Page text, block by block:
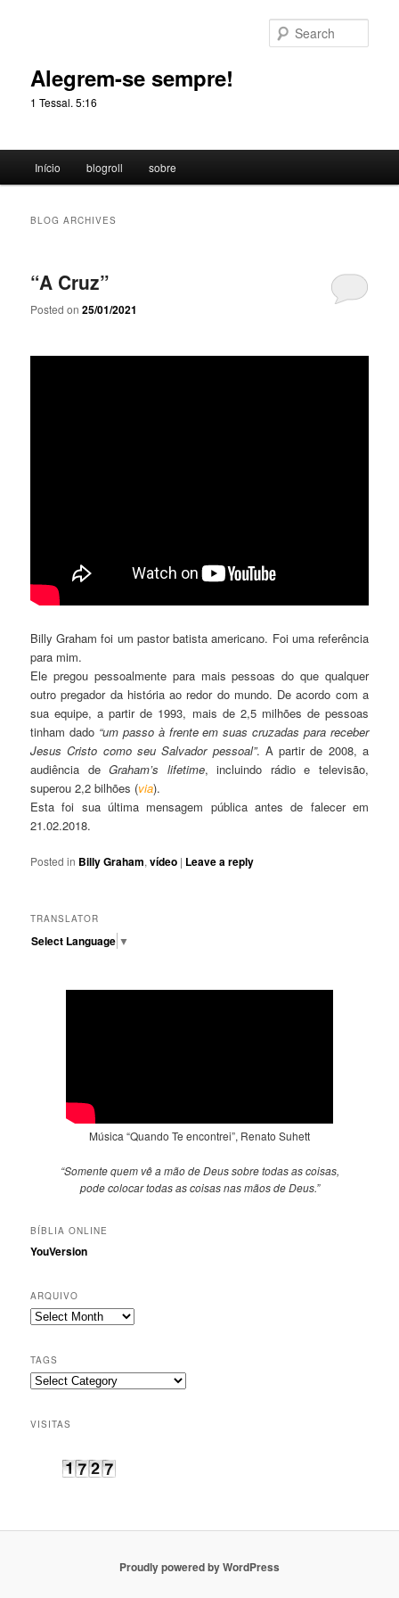
Alegrem-se sempre!
1 Tessal. 5:16
Início blogroll sobre
BLOG ARCHIVES
“A Cruz”
Posted on25/01/2021
Billy Graham foi um pastor batista americano. Foi uma referência
para mim.
Ele pregou pessoalmente para mais pessoas do que qualquer
outro pregador da história ao redor do mundo. De acordo com a
sua equipe, a partir de 1993, mais de 2,5 milhões de pessoas
tinham dado “um passo à frente em suas cruzadas para receber
Jesus Cristo como seu Salvador pessoal”. A partir de 2008, a
audiência deGraham’s lifetime, incluindo rádio e televisão,
superou 2,2 bilhões (via).
Esta foi sua última mensagem pública antes de falecer em
21.02.2018.
Posted in Billy Graham,vídeo | Leave a reply
TRANSLATOR
Select Language ▼
Música “Quando Te encontrei”, Renato Suhett
“Somente quem vê a mão de Deus sobre todas as coisas,
pode colocar todas as coisas nas mãos de Deus.”
BÍBLIA ONLINE
YouVersion
ARQUIVO
Arquivo
TAGS
Tags
VISITAS
Proudly powered by WordPress